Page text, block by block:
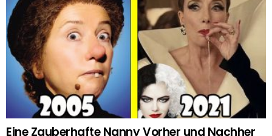
Eine Zauberhafte Nanny Vorher und Nachher